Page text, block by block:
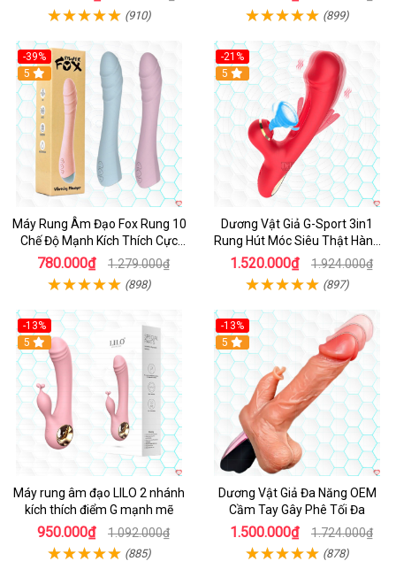
(910) (899)
-39%
Hot
5
Máy Rung Âm Đạo Fox Rung 10
Chế Độ Mạnh Kích Thích Cực
Sướng
780.000₫ 1.279.000₫
(898)
-21%
Hot
5
Dương Vật Giả G-Sport 3in1
Rung Hút Móc Siêu Thật Hàng
Hot
1.520.000₫ 1.924.000₫
(897)
-13%
Hot
5
Máy rung âm đạo LILO 2 nhánh
kích thích điểm G mạnh mẽ
950.000₫ 1.092.000₫
(885)
-13%
Hot
5
Dương Vật Giả Đa Năng OEM
Cầm Tay Gây Phê Tối Đa
1.500.000₫ 1.724.000₫
(878)